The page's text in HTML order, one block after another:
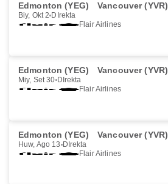
Edmonton (YEG) Vancouver (YVR)
Biy, Okt 2 DIrekta
Flair Airlines
Edmonton (YEG) Vancouver (YVR)
Miy, Set 30 DIrekta
Flair Airlines
Edmonton (YEG) Vancouver (YVR)
Huw, Ago 13 DIrekta
Flair Airlines